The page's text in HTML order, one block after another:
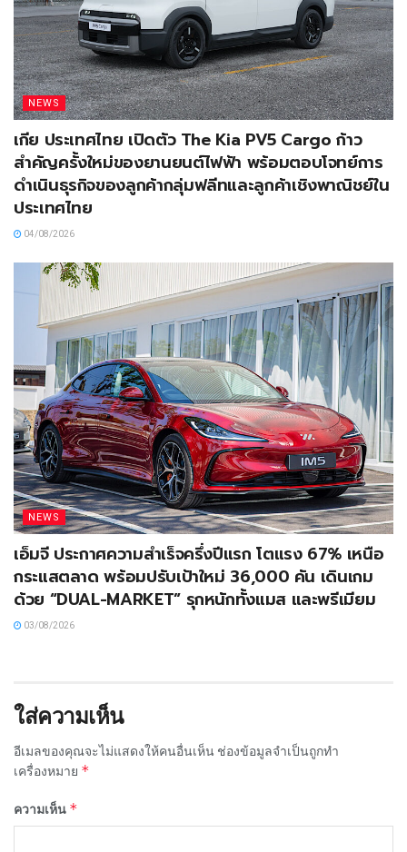
NEWS
เกีย ประเทศไทย เปิดตัว The Kia PV5 Cargo ก้าว
สำคัญครั้งใหม่ของยานยนต์ไฟฟ้า พร้อมตอบโจทย์การ
ดำเนินธุรกิจของลูกค้ากลุ่มฟลีทและลูกค้าเชิงพาณิชย์ใน
ประเทศไทย
04/08/2026
NEWS
เอ็มจี ประกาศความสำเร็จครึ่งปีแรก โตแรง 67% เหนือ
กระแสตลาด พร้อมปรับเป้าใหม่ 36,000 คัน เดินเกม
ด้วย “DUAL-MARKET” รุกหนักทั้งแมส และพรีเมียม
03/08/2026
ใส่ความเห็น
อีเมลของคุณจะไม่แสดงให้คนอื่นเห็น ช่องข้อมูลจำเป็นถูกทำ
เครื่องหมาย *
ความเห็น *